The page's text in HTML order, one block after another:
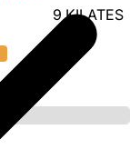
9 KILATES